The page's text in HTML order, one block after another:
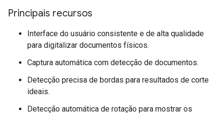
Principais recursos
Interface do usuário consistente e de alta qualidade
para digitalizar documentos físicos.
Captura automática com detecção de documentos.
Detecção precisa de bordas para resultados de corte
ideais.
Detecção automática de rotação para mostrar os